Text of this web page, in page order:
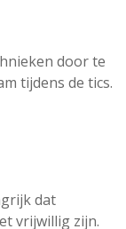
door te
tijdens de tics.
dat
vrijwillig zijn.